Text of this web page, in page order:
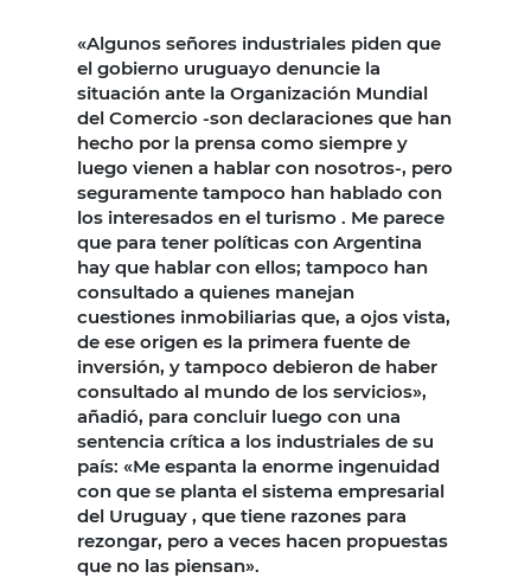
«Algunos señores industriales piden que
el gobierno uruguayo denuncie la
situación ante la Organización Mundial
del Comercio -son declaraciones que han
hecho por la prensa como siempre y
luego vienen a hablar con nosotros-, pero
seguramente tampoco han hablado con
los interesados en el turismo . Me parece
que para tener políticas con Argentina
hay que hablar con ellos; tampoco han
consultado a quienes manejan
cuestiones inmobiliarias que, a ojos vista,
de ese origen es la primera fuente de
inversión, y tampoco debieron de haber
consultado al mundo de los servicios»,
añadió, para concluir luego con una
sentencia crítica a los industriales de su
país: «Me espanta la enorme ingenuidad
con que se planta el sistema empresarial
del Uruguay , que tiene razones para
rezongar, pero a veces hacen propuestas
que no las piensan».